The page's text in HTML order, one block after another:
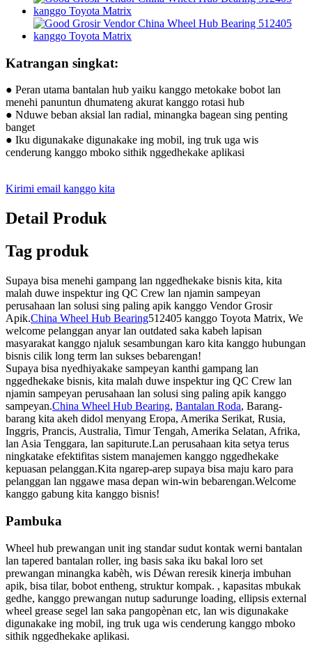
Katrangan singkat:
● Peran utama bantalan hub yaiku kanggo metokake bobot lan
menehi panuntun dhumateng akurat kanggo rotasi hub
● Nduwe beban aksial lan radial, minangka bagean sing penting
banget
● Iku digunakake digunakake ing mobil, ing truk uga wis
cenderung kanggo mboko sithik nggedhekake aplikasi
Kirimi email kanggo kita
Detail Produk
Tag produk
Supaya bisa menehi gampang lan nggedhekake bisnis kita, kita
malah duwe inspektur ing QC Crew lan njamin sampeyan
perusahaan lan solusi sing paling apik kanggo Vendor Grosir
Apik.China Wheel Hub Bearing512405 kanggo Toyota Matrix, We
welcome pelanggan anyar lan outdated saka kabeh lapisan
masyarakat kanggo njaluk sesambungan karo kita kanggo hubungan
bisnis cilik long term lan sukses bebarengan!
Supaya bisa nyedhiyakake sampeyan kanthi gampang lan
nggedhekake bisnis, kita malah duwe inspektur ing QC Crew lan
njamin sampeyan perusahaan lan solusi sing paling apik kanggo
sampeyan.China Wheel Hub Bearing, Bantalan Roda, Barang-
barang kita akeh didol menyang Eropa, Amerika Serikat, Rusia,
Inggris, Prancis, Australia, Timur Tengah, Amerika Selatan, Afrika,
lan Asia Tenggara, lan sapiturute.Lan perusahaan kita setya terus
ningkatake efektifitas sistem manajemen kanggo nggedhekake
kepuasan pelanggan.Kita ngarep-arep supaya bisa maju karo para
pelanggan lan nggawe masa depan win-win bebarengan.Welcome
kanggo gabung kita kanggo bisnis!
Pambuka
Wheel hub prewangan unit ing standar sudut kontak werni bantalan
lan tapered bantalan roller, ing basis saka iku bakal loro set
prewangan minangka kabèh, wis Déwan reresik kinerja imbuhan
apik, bisa tilar, bobot entheng, struktur kompak. , kapasitas mbukak
gedhe, kanggo prewangan nutup sadurunge loading, ellipsis external
wheel grease segel lan saka pangopènan etc, lan wis digunakake
digunakake ing mobil, ing truk uga wis cenderung kanggo mboko
sithik nggedhekake aplikasi.